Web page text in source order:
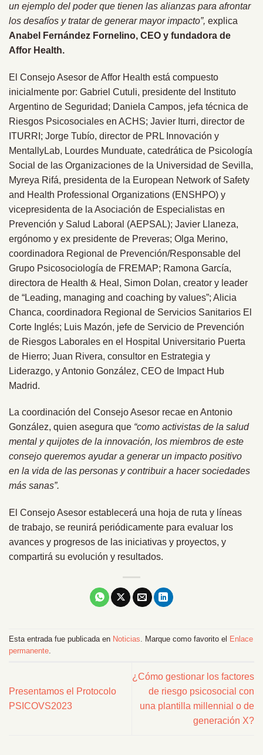
un ejemplo del poder que tienen las alianzas para afrontar
los desafíos y tratar de generar mayor impacto”, explica
Anabel Fernández Fornelino, CEO y fundadora de
Affor Health.
El Consejo Asesor de Affor Health está compuesto
inicialmente por: Gabriel Cutuli, presidente del Instituto
Argentino de Seguridad; Daniela Campos, jefa técnica de
Riesgos Psicosociales en ACHS; Javier Iturri, director de
ITURRI; Jorge Tubío, director de PRL Innovación y
MentallyLab, Lourdes Munduate, catedrática de Psicología
Social de las Organizaciones de la Universidad de Sevilla,
Myreya Rifá, presidenta de la European Network of Safety
and Health Professional Organizations (ENSHPO) y
vicepresidenta de la Asociación de Especialistas en
Prevención y Salud Laboral (AEPSAL); Javier Llaneza,
ergónomo y ex presidente de Preveras; Olga Merino,
coordinadora Regional de Prevención/Responsable del
Grupo Psicosociología de FREMAP; Ramona García,
directora de Health & Heal, Simon Dolan, creator y leader
de “Leading, managing and coaching by values”; Alicia
Chanca, coordinadora Regional de Servicios Sanitarios El
Corte Inglés; Luis Mazón, jefe de Servicio de Prevención
de Riesgos Laborales en el Hospital Universitario Puerta
de Hierro; Juan Rivera, consultor en Estrategia y
Liderazgo, y Antonio González, CEO de Impact Hub
Madrid.
La coordinación del Consejo Asesor recae en Antonio
González, quien asegura que “como activistas de la salud
mental y quijotes de la innovación, los miembros de este
consejo queremos ayudar a generar un impacto positivo
en la vida de las personas y contribuir a hacer sociedades
más sanas”.
El Consejo Asesor establecerá una hoja de ruta y líneas
de trabajo, se reunirá periódicamente para evaluar los
avances y progresos de las iniciativas y proyectos, y
compartirá su evolución y resultados.
Esta entrada fue publicada en Noticias . Marque como favorito el Enlace
permanente
Presentamos el Protocolo
PSICOVS2023
¿Cómo gestionar los factores
de riesgo psicosocial con
una plantilla millennial o de
generación X?